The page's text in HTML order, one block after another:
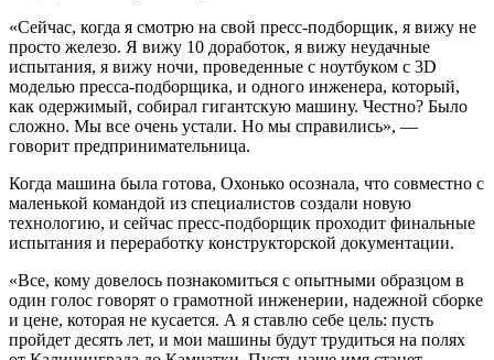
«Сейчас, когда я смотрю на свой пресс-подборщик, я вижу не
просто железо. Я вижу 10 доработок, я вижу неудачные
испытания, я вижу ночи, проведенные с ноутбуком с 3D
моделью пресса-подборщика, и одного инженера, который,
как одержимый, собирал гигантскую машину. Честно? Было
сложно. Мы все очень устали. Но мы справились», —
говорит предпринимательница.
Когда машина была готова, Охонько осознала, что совместно с
маленькой командой из специалистов создали новую
технологию, и сейчас пресс-подборщик проходит финальные
испытания и переработку конструкторской документации.
«Все, кому довелось познакомиться с опытными образцом в
один голос говорят о грамотной инженерии, надежной сборке
и цене, которая не кусается. А я ставлю себе цель: пусть
пройдет десять лет, и мои машины будут трудиться на полях